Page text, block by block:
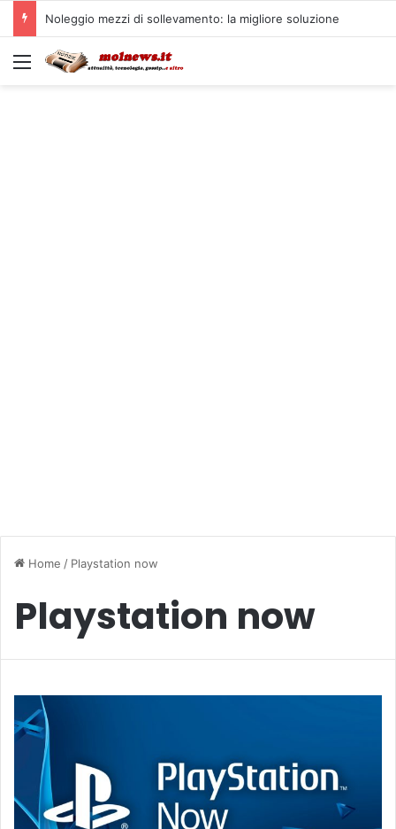
Noleggio mezzi di sollevamento: la migliore soluzione
Menu
Home / Playstation now
Playstation now